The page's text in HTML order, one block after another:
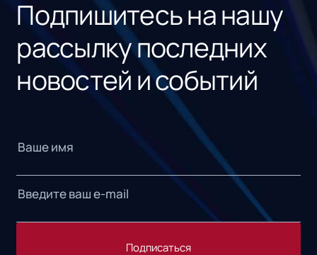
Подпишитесь на нашу
рассылку последних
новостей и событий
Подписаться